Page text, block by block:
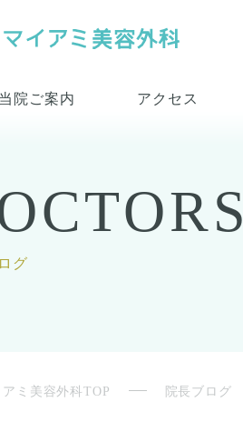
当院ご案内 アクセス
グ
ミ美容外科TOP 院長ブログ